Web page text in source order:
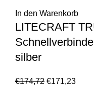
In den Warenkorb
LITECRAFT
silber
€174,72 €171,23